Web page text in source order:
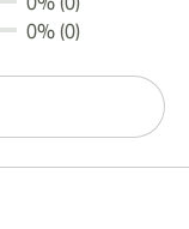
0% (0)